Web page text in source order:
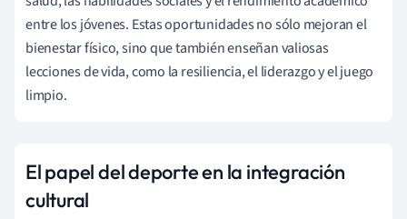
entre los jóvenes. Estas oportunidades no sólo mejoran el
bienestar físico, sino que también enseñan valiosas
lecciones de vida, como la resiliencia, el liderazgo y el juego
limpio.
El papel del deporte en la integración
cultural